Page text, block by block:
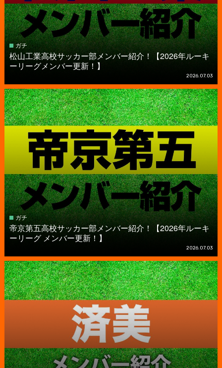
ガチ
松山工業高校サッカー部メンバー紹介！【2026年ルーキ
ーリーグメンバー更新！】
2026.07.03
ガチ
帝京第五高校サッカー部メンバー紹介！【2026年ルーキ
ーリーグ メンバー更新！】
2026.07.03